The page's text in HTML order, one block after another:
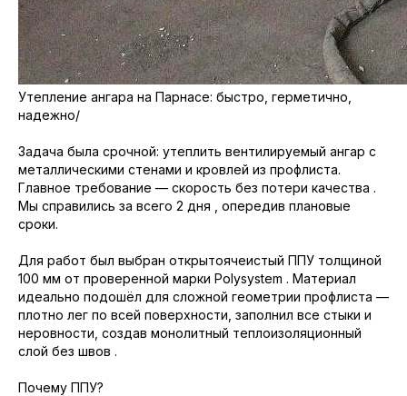
Утепление ангара на Парнасе: быстро, герметично,
надежно/
Задача была срочной: утеплить вентилируемый ангар с
металлическими стенами и кровлей из профлиста.
Главное требование — скорость без потери качества .
Мы справились за всего 2 дня , опередив плановые
сроки.
Для работ был выбран открытоячеистый ППУ толщиной
100 мм от проверенной марки Polysystem . Материал
идеально подошёл для сложной геометрии профлиста —
плотно лег по всей поверхности, заполнил все стыки и
неровности, создав монолитный теплоизоляционный
слой без швов .
Почему ППУ?